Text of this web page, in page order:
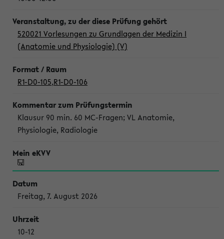
520021 Vorlesungen zu Grundlagen der Medizin I
(Anatomie und Physiologie) (V)
R1-D0-105,R1-D0-106
Klausur 90 min. 60 MC-Fragen; VL Anatomie,
Physiologie, Radiologie
Freitag, 7. August 2026
10-12